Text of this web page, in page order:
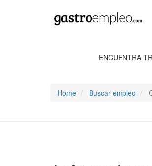
ENCUENTRA
Home Buscar empleo